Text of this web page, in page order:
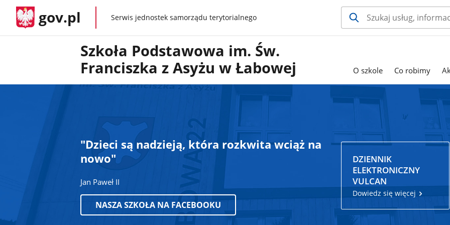
gov.pl gov.plSerwis jednostek samorządu terytorialnego
Szkoła Podstawowa im. Św.
Franciszka z Asyżu w Łabowej
O szkole Co robimy
"Dzieci są nadzieją, która rozkwita wciąż na
nowo"
Jan Paweł II
NASZA SZKOŁA NA FACEBOOKU
DZIENNIK
ELEKTRONICZNY
VULCAN
Dowiedz się więcej